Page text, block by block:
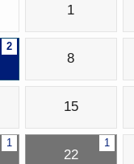
1
2
8
15
1 1
22